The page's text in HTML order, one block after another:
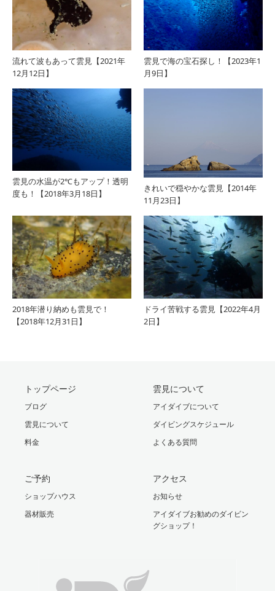
流れて波もあって雲見【2021年
12月12日】
雲見で海の宝石探し！【2023年1
月9日】
雲見の水温が2℃もアップ！透明
度も！【2018年3月18日】
きれいで穏やかな雲見【2014年
11月23日】
2018年潜り納めも雲見で！
【2018年12月31日】
ドライ苦戦する雲見【2022年4月
2日】
トップページ
ブログ
雲見について
料金
雲見について
アイダイブについて
ダイビングスケジュール
よくある質問
ご予約
ショップハウス
器材販売
アクセス
お知らせ
アイダイブお勧めのダイビン
グショップ！